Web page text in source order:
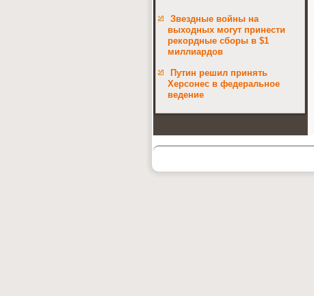
Звездные войны на
выходных могут принести
рекордные сборы в $1
миллиардов
Путин решил принять
Херсонес в федеральное
ведение